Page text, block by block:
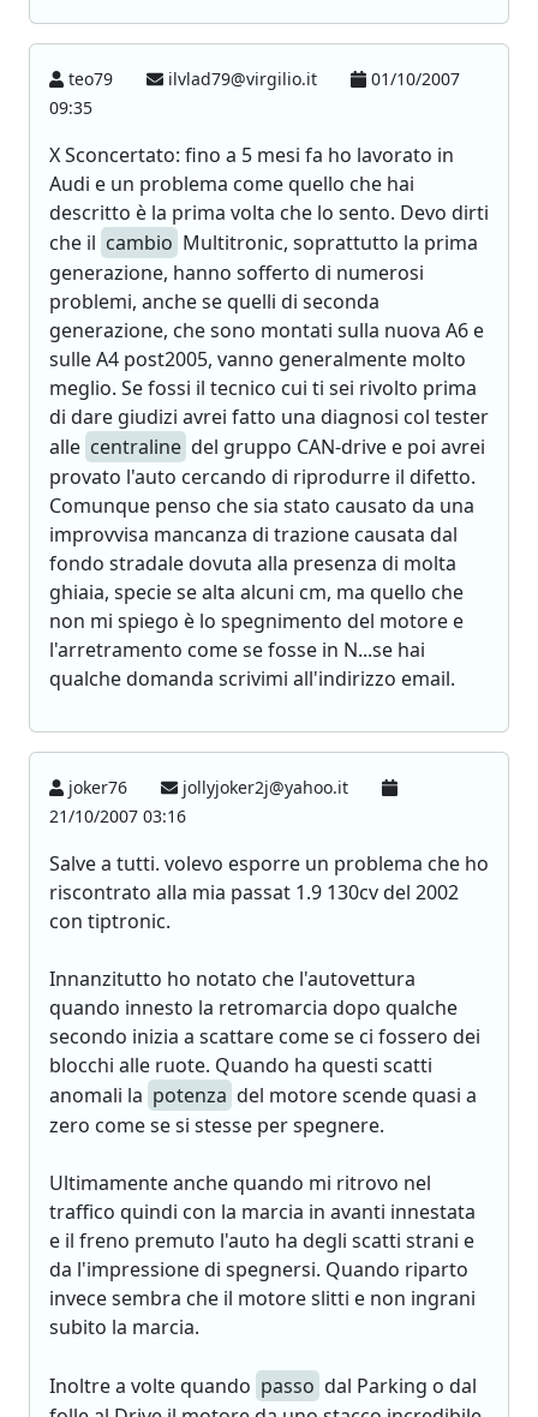
teo79 ilvlad79@virgilio.it
01/10/2007
09:35
X Sconcertato: fino a 5 mesi fa ho lavorato in
Audi e un problema come quello che hai
descritto è la prima volta che lo sento. Devo dirti
che il cambio Multitronic, soprattutto la prima
generazione, hanno sofferto di numerosi
problemi, anche se quelli di seconda
generazione, che sono montati sulla nuova A6 e
sulle A4 post2005, vanno generalmente molto
meglio. Se fossi il tecnico cui ti sei rivolto prima
di dare giudizi avrei fatto una diagnosi col tester
alle centraline del gruppo CAN-drive e poi avrei
provato l'auto cercando di riprodurre il difetto.
Comunque penso che sia stato causato da una
improvvisa mancanza di trazione causata dal
fondo stradale dovuta alla presenza di molta
ghiaia, specie se alta alcuni cm, ma quello che
non mi spiego è lo spegnimento del motore e
l'arretramento come se fosse in N...se hai
qualche domanda scrivimi all'indirizzo email.
joker76
jollyjoker2j@yahoo.it
21/10/2007 03:16
Salve a tutti. volevo esporre un problema che ho
riscontrato alla mia passat 1.9 130cv del 2002
con tiptronic.
Innanzitutto ho notato che l'autovettura
quando innesto la retromarcia dopo qualche
secondo inizia a scattare come se ci fossero dei
blocchi alle ruote. Quando ha questi scatti
anomali la potenza del motore scende quasi a
zero come se si stesse per spegnere.
Ultimamente anche quando mi ritrovo nel
traffico quindi con la marcia in avanti innestata
e il freno premuto l'auto ha degli scatti strani e
da l'impressione di spegnersi. Quando riparto
invece sembra che il motore slitti e non ingrani
subito la marcia.
Inoltre a volte quando passo dal Parking o dal